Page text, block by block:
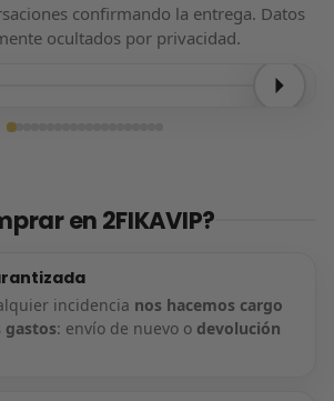
confirmando la entrega. Datos
ocultados por privacidad.
en 2FIKAVIP?
incidencia nos hacemos cargo
gastos: envío de nuevo o devolución